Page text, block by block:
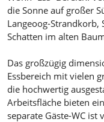
die Sonne auf großer
Langeoog-Strandkorb,
Schatten im alten
Das großzügig
Essbereich mit vielen
die hochwertig
Arbeitsfläche bieten
separate Gäste-WC ist